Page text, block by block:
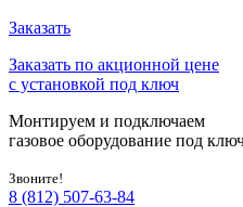
Заказать
Заказать по акционной цене
с установкой под ключ
Монтируем и подключаем
газовое оборудование под
Звоните!
8 (812) 507-63-84